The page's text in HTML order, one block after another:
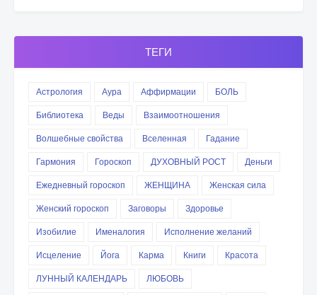
ТЕГИ
Астрология Аура Аффирмации
БОЛЬ
Библиотека
Веды
Взаимоотношения
Волшебные свойства
Вселенная
Гадание
Гармония
Гороскоп ДУХОВНЫЙ РОСТ
Деньги
Ежедневный гороскоп
ЖЕНЩИНА
Женская сила
Женский гороскоп
Заговоры
Здоровье
Изобилие
Именалогия
Исполнение желаний
Исцеление
Йога Карма Книги
Красота
ЛУННЫЙ КАЛЕНДАРЬ
ЛЮБОВЬ